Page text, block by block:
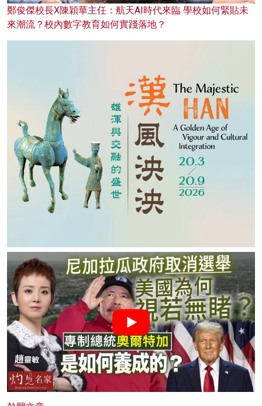
鄭俊傑校長X陳穎華主任：航天AI時代來臨 學校如何緊貼未
來潮流？校內數字教育如何實踐落地？